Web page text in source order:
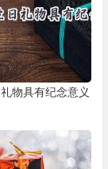
物具有纪念意义